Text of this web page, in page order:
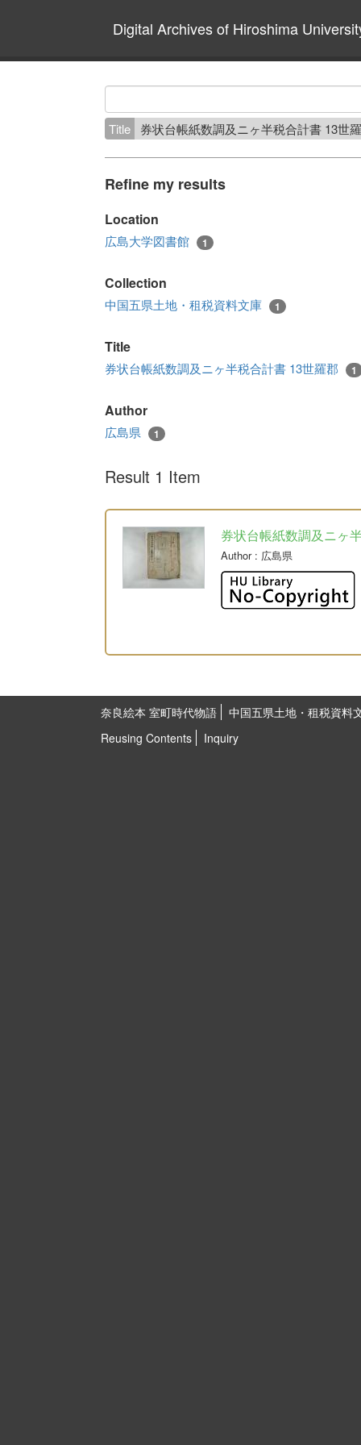
Digital Archives of Hiroshima
Title 券状台帳紙数調及ニヶ半税合計書 13世
Refine my results
Location
広島大学図書館 1
Collection
中国五県土地・租税資料文庫 1
Title
券状台帳紙数調及ニヶ半税合計書 13世羅郡 1
Author
広島県 1
Result 1 Item
券状台帳紙数調及ニヶ
Author: 広島県
奈良絵本 室町時代物語
中国五県土地・租税資料
Reusing Contents
Inquiry